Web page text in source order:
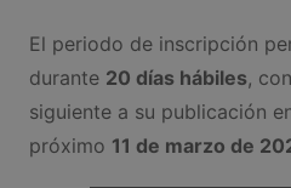
El periodo de inscripción
durante 20 días hábiles,
siguiente a su publicación
próximo 11 de marzo de